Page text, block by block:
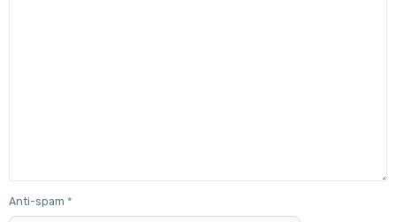
Anti-spam